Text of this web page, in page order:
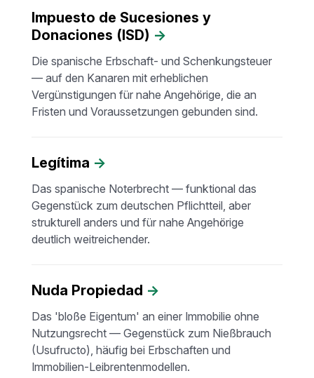
Impuesto de Sucesiones y
Donaciones (ISD) →
Die spanische Erbschaft- und Schenkungsteuer
— auf den Kanaren mit erheblichen
Vergünstigungen für nahe Angehörige, die an
Fristen und Voraussetzungen gebunden sind.
Legítima →
Das spanische Noterbrecht — funktional das
Gegenstück zum deutschen Pflichtteil, aber
strukturell anders und für nahe Angehörige
deutlich weitreichender.
Nuda Propiedad →
Das 'bloße Eigentum' an einer Immobilie ohne
Nutzungsrecht — Gegenstück zum Nießbrauch
(Usufructo), häufig bei Erbschaften und
Immobilien-Leibrentenmodellen.